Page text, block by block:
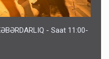
- Saat 11:00-